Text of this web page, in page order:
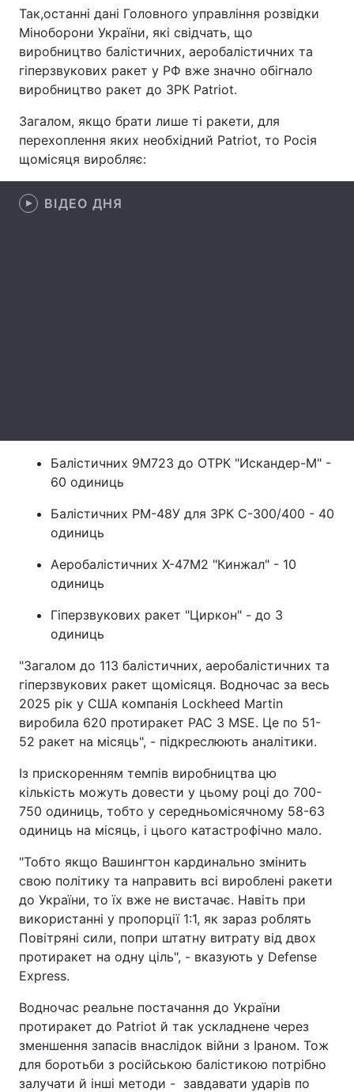
Техно і зв'язок Лайт
Зброя Інциденти
Здоров'я Туризм
Цікавинки Погода
Екологія
Лонгріди
Так,останні дані Головного управління розвідки
Міноборони України, які свідчать, що
виробництво балістичних, аеробалістичних та
гіперзвукових ракет у РФ вже значно обігнало
виробництво ракет до ЗРК Patriot.
Загалом, якщо брати лише ті ракети, для
перехоплення яких необхідний Patriot, то Росія
щомісяця виробляє:
ВІДЕО ДНЯ
Балістичних 9М723 до ОТРК "Искандер-М" -
60 одиниць
Балістичних РМ-48У для ЗРК С-300/400 - 40
одиниць
Аеробалістичних Х-47М2 "Кинжал" - 10
одиниць
Гіперзвукових ракет "Циркон" - до 3
одиниць
"Загалом до 113 балістичних, аеробалістичних та
гіперзвукових ракет щомісяця. Водночас за весь
2025 рік у США компанія Lockheed Martin
виробила 620 протиракет PAC 3 MSE. Це по 51-
52 ракет на місяць", - підкреслюють аналітики.
Із прискоренням темпів виробництва цю
кількість можуть довести у цьому році до 700-
750 одиниць, тобто у середньомісячному 58-63
одиниць на місяць, і цього катастрофічно мало.
"Тобто якщо Вашингтон кардинально змінить
свою політику та направить всі вироблені ракети
до України, то їх вже не вистачає. Навіть при
використанні у пропорції 1:1, як зараз роблять
Повітряні сили, попри штатну витрату від двох
протиракет на одну ціль", - вказують у Defense
Express.
Водночас реальне постачання до України
протиракет до Patriot й так ускладнене через
зменшення запасів внаслідок війни з Іраном. Тож
для боротьби з російською балістикою потрібно
залучати й інші методи - завдавати ударів по